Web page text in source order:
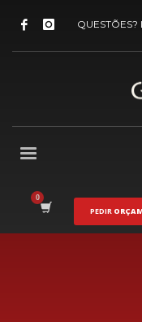
QUESTÕES?
PEDIR